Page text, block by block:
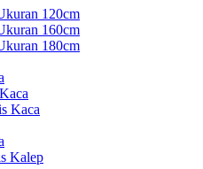
120cm
160cm
180cm
Kaca
Kalep